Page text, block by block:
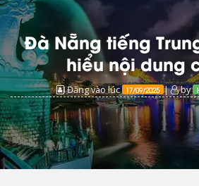
Đà Nẵng tiếng
hiểu nội dung
Đăng vào lúc 17/09/2025 | by